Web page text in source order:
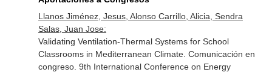
Llanos Jiménez, Jesus, Alonso Carrillo, Alicia, Sendra
Salas, Juan Jose:
Validating Ventilation-Thermal Systems for School
Classrooms in Mediterranean Climate. Comunicación en
congreso. 9th International Conference on Energy